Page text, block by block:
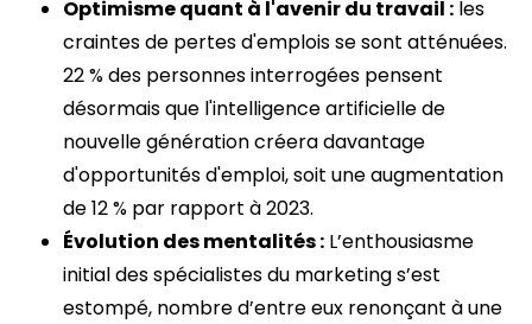
Optimisme quant à l'avenir du travail : les
craintes de pertes d'emplois se sont atténuées.
22 % des personnes interrogées pensent
désormais que l'intelligence artificielle de
nouvelle génération créera davantage
d'opportunités d'emploi, soit une augmentation
de 12 % par rapport à 2023.
Évolution des mentalités : L’enthousiasme
initial des spécialistes du marketing s’est
estompé, nombre d’entre eux renonçant à une